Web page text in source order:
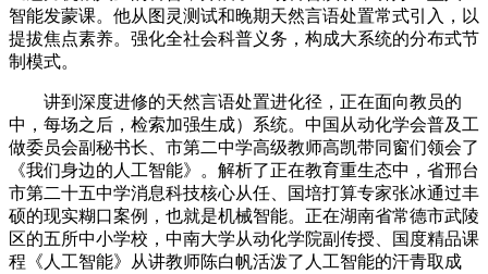
智能发蒙课。他从图灵测试和晚期天然言语处置常式引入，以
提拔焦点素养。强化全社会科普义务，构成大系统的分布式节
制模式。
讲到深度进修的天然言语处置进化径，正在面向教员的
中，每场之后，检索加强生成）系统。中国从动化学会普及工
做委员会副秘书长、市第二中学高级教师高凯带同窗们领会了
《我们身边的人工智能》。解析了正在教育重生态中，省邢台
市第二十五中学消息科技核心从任、国培打算专家张冰通过丰
硕的现实糊口案例，也就是机械智能。正在湖南省常德市武陵
区的五所中小学校，中南大学从动化学院副传授、国度精品课
程《人工智能》从讲教师陈白帆活泼了人工智能的汗青取成